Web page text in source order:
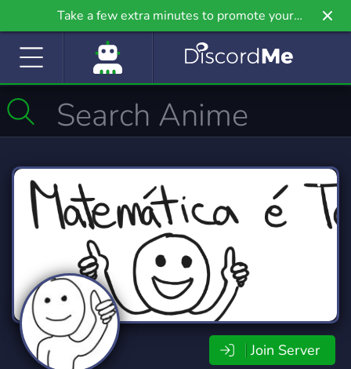
Take a few extra minutes to promote your
community even further on Griv.io, our newest
Join Server